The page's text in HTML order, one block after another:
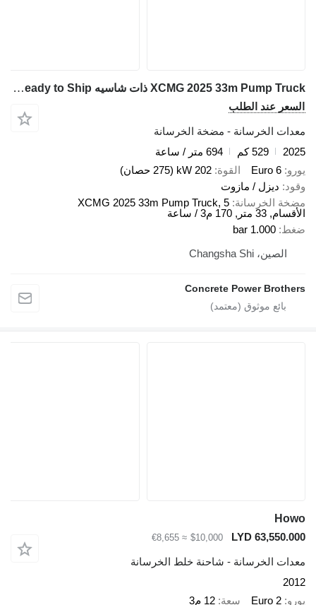
XCMG 2025 33m Pump Truck ذات شاسيه Howo Ready to Ship
عند الطلب
الخرسانة - مضخة الخرسانة
529 كم
694 متر / ساعة
Euro 6 القوة
202 kW (275 حصان)
ديزل / مازوت
الخرسانة XCMG 2025 33m Pump Truck, 5
33 متر, 170 م3 / ساعة
1.000 bar
الصين، Changsha Shi
Concrete Power
LYD
$10,000
≈ €8,655
الخرسانة - شاحنة خلط الخرسانة
Euro 2 سعة 12 م3